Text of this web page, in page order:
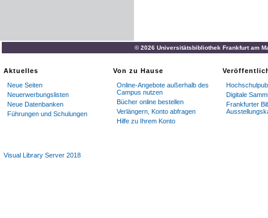
© 2026 Universitätsbibliothek Frankfurt am
Aktuelles
Neue Seiten
Neuerwerbungslisten
Neue Datenbanken
Führungen und Schulungen
Von zu Hause
Online-Angebote außerhalb des
Campus nutzen
Bücher online bestellen
Verlängern, Konto abfragen
Hilfe zu Ihrem Konto
Digitale
Frankfurter
Visual Library Server 2018